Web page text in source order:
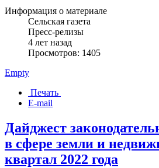
Информация о материале
Сельская газета
Пресс-релизы
4 лет назад
Просмотров: 1405
Empty
Печать
E-mail
Дайджест
в сфере земли и
квартал 2022 года